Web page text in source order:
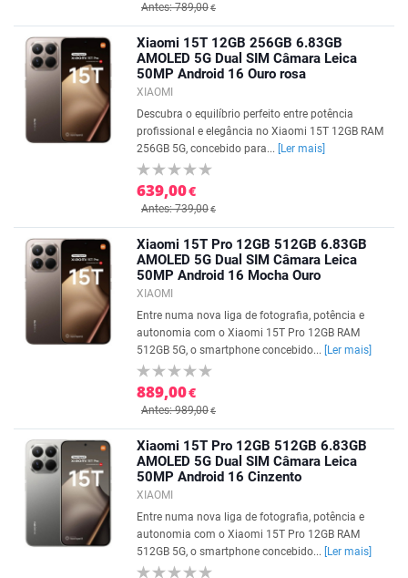
Antes: 789,00€
Xiaomi 15T 12GB 256GB 6.83GB
AMOLED 5G Dual SIM Câmara Leica
50MP Android 16 Ouro rosa
XIAOMI
Descubra o equilíbrio perfeito entre potência
profissional e elegância no Xiaomi 15T 12GB RAM
256GB 5G, concebido para...
[Ler mais]
639,00€
Antes: 739,00€
Xiaomi 15T Pro 12GB 512GB 6.83GB
AMOLED 5G Dual SIM Câmara Leica
50MP Android 16 Mocha Ouro
XIAOMI
Entre numa nova liga de fotografia, potência e
autonomia com o Xiaomi 15T Pro 12GB RAM
512GB 5G, o smartphone concebido...
[Ler mais]
889,00€
Antes: 989,00€
Xiaomi 15T Pro 12GB 512GB 6.83GB
AMOLED 5G Dual SIM Câmara Leica
50MP Android 16 Cinzento
XIAOMI
Entre numa nova liga de fotografia, potência e
autonomia com o Xiaomi 15T Pro 12GB RAM
512GB 5G, o smartphone concebido...
[Ler mais]